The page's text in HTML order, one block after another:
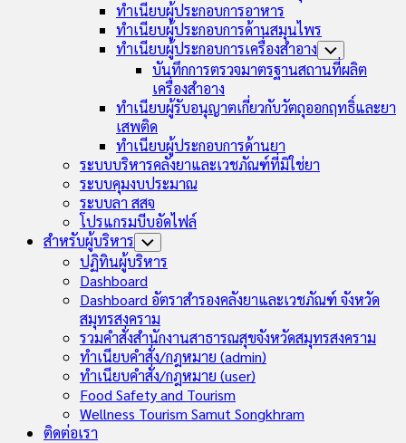
ทำเนียบผู้ประกอบการอาหาร
ทำเนียบผู้ประกอบการด้านสมุนไพร
ทำเนียบผู้ประกอบการเครื่องสำอาง Toggle
Child
Menu
บันทึกการตรวจมาตรฐานสถานที่ผลิต
เครื่องสำอาง
ทำเนียบผู้รับอนุญาตเกี่ยวกับวัตถุออกฤทธิ์และยา
เสพติด
ทำเนียบผู้ประกอบการด้านยา
ระบบบริหารคลังยาและเวชภัณฑ์ที่มิใช่ยา
ระบบคุมงบประมาณ
ระบบลา สสจ
โปรแกรมบีบอัดไฟล์
สำหรับผู้บริหาร Toggle
Child
Menu
ปฏิทินผู้บริหาร
Dashboard
Dashboard อัตราสำรองคลังยาและเวชภัณฑ์ จังหวัด
สมุทรสงคราม
รวมคำสั่งสำนักงานสาธารณสุขจังหวัดสมุทรสงคราม
ทำเนียบคำสั่ง/กฎหมาย (admin)
ทำเนียบคำสั่ง/กฎหมาย (user)
Food Safety and Tourism
Wellness Tourism Samut Songkhram
ติดต่อเรา